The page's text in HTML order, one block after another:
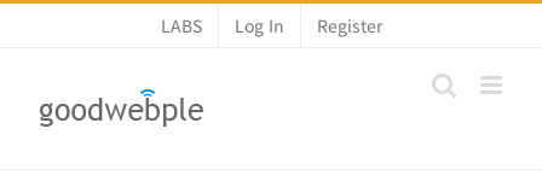
콘
LABS Log In Register